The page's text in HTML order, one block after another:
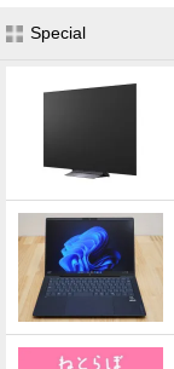
Special